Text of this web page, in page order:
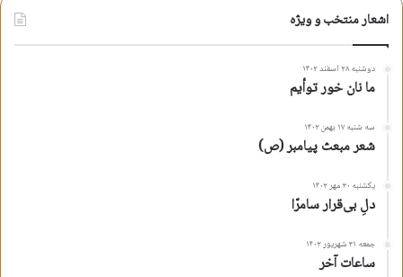
اشعار منتخب و ویژه
دوشنبه ۲۸ اسفند ۱۴۰۲
ما نان خور توأیم
سه شنبه ۱۷ بهمن ۱۴۰۲
شعر مبعث پیامبر (ص)
یکشنبه ۳۰ مهر ۱۴۰۲
دلِ بی‌قرار سامرّا
جمعه ۳۱ شهریور ۱۴۰۲
ساعات آخر